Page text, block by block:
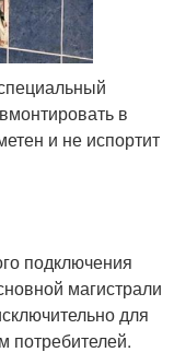
в
и не испортит
подключения
магистрали
для
потребителей.